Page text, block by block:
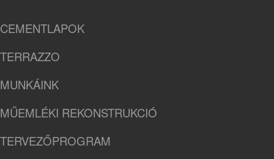
CEMENTLAPOK
TERRAZZO
MUNKÁINK
MŰEMLÉKI REKONSTRUKCIÓ
TERVEZŐPROGRAM